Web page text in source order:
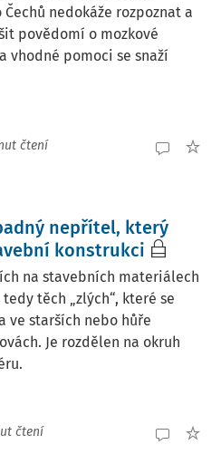
nedokáže rozpoznat a
povědomí o mozkové
vhodné pomoci se snaží
čtení
nepřítel, který
konstrukci
na stavebních materiálech
těch „zlých“, které se
ve starších nebo hůře
Je rozdělen na okruh
čtení